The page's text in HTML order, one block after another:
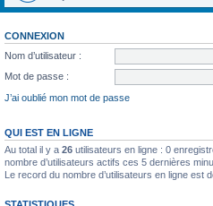
CONNEXION
Nom d’utilisateur :
Mot de passe :
J’ai oublié mon mot de passe
QUI EST EN LIGNE
Au total il y a 26 utilisateurs en ligne : 0
nombre d’utilisateurs actifs ces 5 dernières
Le record du nombre d’utilisateurs en ligne est
STATISTIQUES